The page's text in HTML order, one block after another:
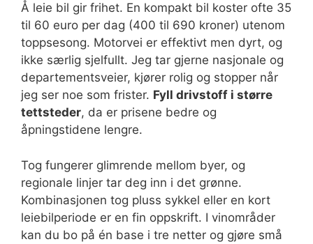
Å leie bil gir frihet. En kompakt bil koster ofte 35
til 60 euro per dag (400 til 690 kroner) utenom
toppsesong. Motorvei er effektivt men dyrt, og
ikke særlig sjelfullt. Jeg tar gjerne nasjonale og
departementsveier, kjører rolig og stopper når
jeg ser noe som frister. Fyll drivstoff i større
tettsteder, da er prisene bedre og
åpningstidene lengre.
Tog fungerer glimrende mellom byer, og
regionale linjer tar deg inn i det grønne.
Kombinasjonen tog pluss sykkel eller en kort
leiebilperiode er en fin oppskrift. I vinområder
kan du bo på én base i tre netter og gjøre små